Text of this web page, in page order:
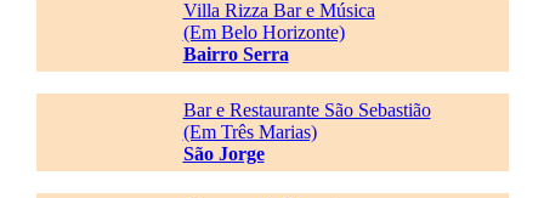
Villa Rizza Bar e Música
(Em Belo Horizonte)
Bairro Serra
Bar e Restaurante São Sebastião
(Em Três Marias)
São Jorge